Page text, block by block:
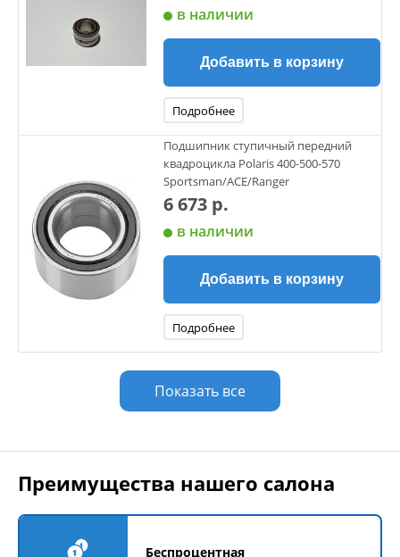
в наличии
Добавить в корзину
Подробнее
Подшипник ступичный передний
квадроцикла Polaris 400-500-570
Sportsman/ACE/Ranger
6 673 р.
в наличии
Добавить в корзину
Подробнее
Показать все
Преимущества нашего салона
Беспроцентная